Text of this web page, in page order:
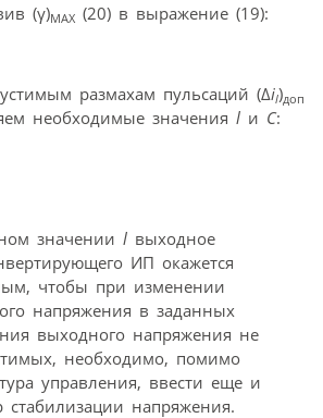
(γ)MAX (20) в выражение (19):
размахам пульсаций (Δil)доп
необходимые значения l и С:
значении l выходное
ИП окажется
чтобы при изменении
напряжения в заданных
выходного напряжения не
необходимо, помимо
управления, ввести еще и
стабилизации напряжения.